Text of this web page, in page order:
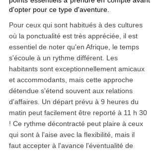
d'opter pour ce type d'aventure.
Pour ceux qui sont habitués à des cultures
où la ponctualité est très appréciée, il est
essentiel de noter qu'en Afrique, le temps
s'écoule à un rythme différent. Les
habitants sont exceptionnellement amicaux
et accommodants, mais cette approche
détendue s'étend souvent aux relations
d'affaires. Un départ prévu à 9 heures du
matin peut facilement être reporté à 11 h 30
! Ce rythme décontracté peut plaire à ceux
qui sont à l'aise avec la flexibilité, mais il
faut accepter à l'avance l'éventualité de